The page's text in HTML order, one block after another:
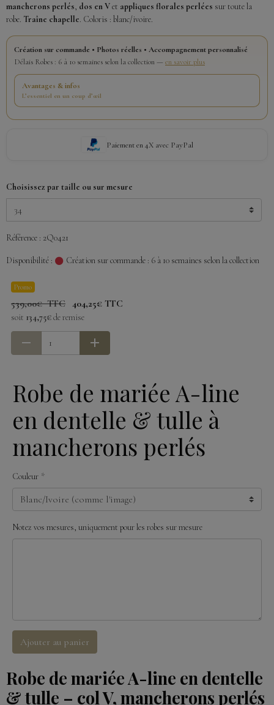
mancherons perlés, dos en Vet appliques florales perlées sur toute la
robe. Traîne chapelle. Coloris : blanc/ivoire.
Création sur commande • Photos réelles • Accompagnement personnalisé
Délais Robes : 6 à 10 semaines selon la collection — en savoir plus
Avantages & infos
L’essentiel en un coup d’œil
Paiement en 4X avec PayPal
Choisissez par taille ou sur mesure
Référence : 2Q0421
Disponibilité : Création sur commande : 6 à 10 semaines selon la collection
Promo
539,00€ TTC 404,25€ TTC
soit 134,75€de remise
Robe de mariée A-line
en dentelle & tulle à
mancherons perlés
Couleur
Notez vos mesures, uniquement pour les robes sur mesure
Ajouter au panier
Robe de mariée A-line en dentelle
& tulle – col V, mancherons perlés